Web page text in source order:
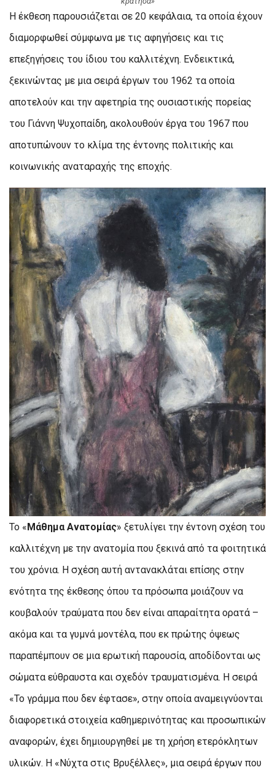
Η έκθεση παρουσιάζεται σε 20 κεφάλαια, τα οποία έχουν
διαμορφωθεί σύμφωνα με τις αφηγήσεις και τις
επεξηγήσεις του ίδιου του καλλιτέχνη. Ενδεικτικά,
ξεκινώντας με μια σειρά έργων του 1962 τα οποία
αποτελούν και την αφετηρία της ουσιαστικής πορείας
του Γιάννη Ψυχοπαίδη, ακολουθούν έργα του 1967 που
αποτυπώνουν το κλίμα της έντονης πολιτικής και
κοινωνικής αναταραχής της εποχής.
Το «Μάθημα Ανατομίας» ξετυλίγει την έντονη σχέση του
καλλιτέχνη με την ανατομία που ξεκινά από τα φοιτητικά
του χρόνια. Η σχέση αυτή αντανακλάται επίσης στην
ενότητα της έκθεσης όπου τα πρόσωπα μοιάζουν να
κουβαλούν τραύματα που δεν είναι απαραίτητα ορατά –
ακόμα και τα γυμνά μοντέλα, που εκ πρώτης όψεως
παραπέμπουν σε μια ερωτική παρουσία, αποδίδονται ως
σώματα εύθραυστα και σχεδόν τραυματισμένα. Η σειρά
«Το γράμμα που δεν έφτασε», στην οποία αναμειγνύονται
διαφορετικά στοιχεία καθημερινότητας και προσωπικών
αναφορών, έχει δημιουργηθεί με τη χρήση ετερόκλητων
υλικών. Η «Νύχτα στις Βρυξέλλες», μια σειρά έργων που